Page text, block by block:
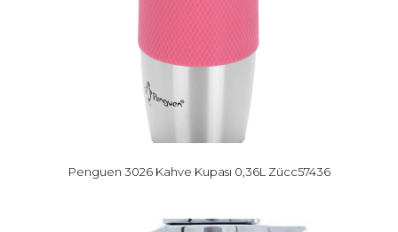
Penguen 3026 Kahve Kupası 0,36L Zücc57436